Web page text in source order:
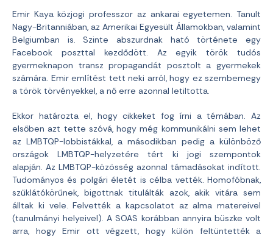
Emir Kaya közjogi professzor az ankarai egyetemen. Tanult
Nagy-Britanniában, az Amerikai Egyesült Államokban, valamint
Belgiumban is. Szinte abszurdnak ható története egy
Facebook poszttal kezdődött. Az egyik török tudós
gyermeknapon transz propagandát posztolt a gyermekek
számára. Emir említést tett neki arról, hogy ez szembemegy
a török törvényekkel, a nő erre azonnal letiltotta.
Ekkor határozta el, hogy cikkeket fog írni a témában. Az
elsőben azt tette szóvá, hogy még kommunikálni sem lehet
az LMBTQP-lobbistákkal, a másodikban pedig a különböző
országok LMBTQP-helyzetére tért ki jogi szempontok
alapján. Az LMBTQP-közösség azonnal támadásokat indított.
Tudományos és polgári életét is célba vették. Homofóbnak,
szűklátókörűnek, bigottnak titulálták azok, akik vitára sem
álltak ki vele. Felvették a kapcsolatot az alma matereivel
(tanulmányi helyeivel). A SOAS korábban annyira büszke volt
arra, hogy Emir ott végzett, hogy külön feltüntették a